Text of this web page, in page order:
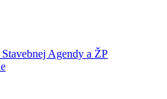
Agendy a ŽP